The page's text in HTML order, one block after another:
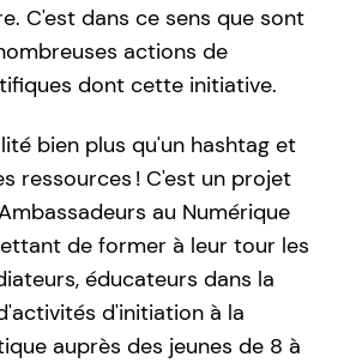
C'est dans ce sens que sont
actions de
dont cette initiative.
bien plus qu'un hashtag et
ressources ! C'est un projet
au Numérique
de former à leur tour les
éducateurs dans la
d'initiation à la
auprès des jeunes de 8 à